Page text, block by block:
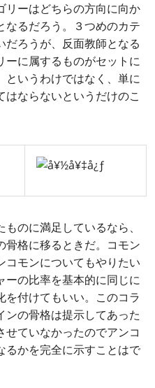
リーはどちらの方向に向か
なるだろう。３つめのカテ
だろうが、反面教師となる
ーに属するものがセットに
というわけではなく、単に
ならないというだけのこ
のに満足しているなら、
骨格に移るときだ。コモン
コモンについてもやりたい
ーの比率を基本的に同じに
付けてもいい。このコラ
ンの骨格は提示してあった
ていなかったのでアンコ
るかを完全に示すことはで